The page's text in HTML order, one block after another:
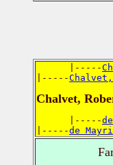
      |-----
|-----Chalvet,
Chalvet,
      |-----
|-----de